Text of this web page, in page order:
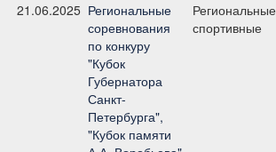
21.06.2025 Региональные
соревнования
по конкуру
"Кубок
Губернатора
Санкт-
Петербурга",
"Кубок памяти
Региональные
спортивные